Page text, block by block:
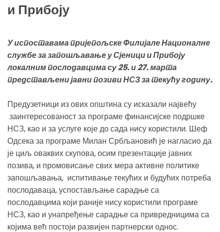
и Прибоју
У испоставама пријепољске Филијале Националне
службе за запошљавање у Сјеници и Прибоју
локалним послодавцима су 25. и 27. марта
представљени јавни позиви НСЗ за текућу годину.
Предузетници из ових општина су исказали највећу
заинтересованост за програме финансијске подршке
НСЗ, као и за услуге које до сада нису користили. Шеф
Одсека за програме Милан Србљановић је нагласио да
је циљ оваквих скупова, осим презентације јавних
позива, и промовисање свих мера активне политике
запошљавања, испитивање текућих и будућих потреба
послодаваца, успостављање сарадње са
послодавцима који раније нису користили програме
НСЗ, као и унапређење сарадње са привредницима са
којима већ постоји развијен партнерски однос.